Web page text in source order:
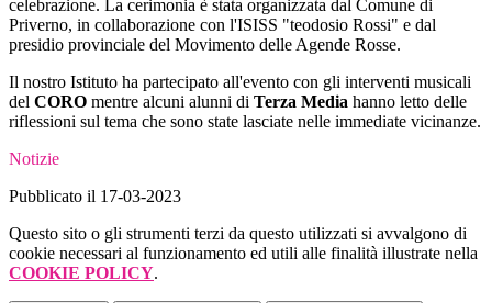
celebrazione. La cerimonia è stata organizzata dal Comune di
Priverno, in collaborazione con l'ISISS "teodosio Rossi" e dal
presidio provinciale del Movimento delle Agende Rosse.
Il nostro Istituto ha partecipato all'evento con gli interventi musicali
del CORO mentre alcuni alunni di Terza Media hanno letto delle
riflessioni sul tema che sono state lasciate nelle immediate vicinanze.
Notizie
Pubblicato il 17-03-2023
Questo sito o gli strumenti terzi da questo utilizzati si avvalgono di
cookie necessari al funzionamento ed utili alle finalità illustrate nella
COOKIE POLICY.